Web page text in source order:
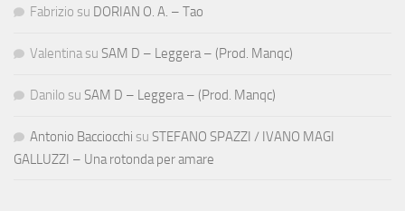
Fabrizio su DORIAN O. A. – Tao
Valentina su SAM D – Leggera – (Prod. Manqc)
Danilo su SAM D – Leggera – (Prod. Manqc)
Antonio Bacciocchi su STEFANO SPAZZI / IVANO MAGI
GALLUZZI – Una rotonda per amare